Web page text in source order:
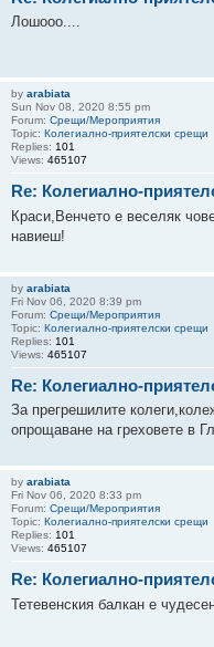
Лошооо....
by arabiata
Sun Nov 08, 2020 8:55 pm
Forum: Срещи/Мероприятия
Topic: Колегиално-приятелски срещи
Replies: 101
Views: 465107
Re: Колегиално-
Краси,Венчето е веселяк
навиеш!
by arabiata
Fri Nov 06, 2020 8:39 pm
Forum: Срещи/Мероприятия
Topic: Колегиално-приятелски срещи
Replies: 101
Views: 465107
Re: Колегиално-
За прегрешилите
опрощаване на греховете в
by arabiata
Fri Nov 06, 2020 8:33 pm
Forum: Срещи/Мероприятия
Topic: Колегиално-приятелски срещи
Replies: 101
Views: 465107
Re: Колегиално-
Тетевенския балкан е